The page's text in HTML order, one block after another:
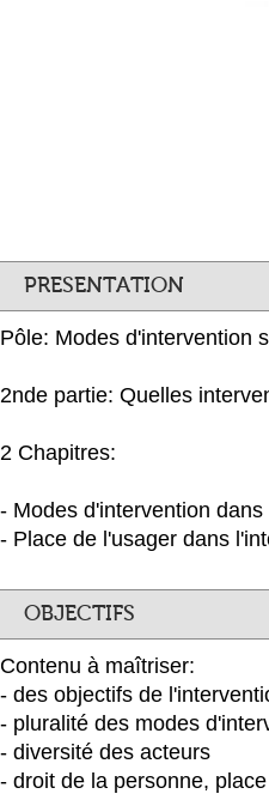
PRESENTATION
Pôle: Modes d'intervention
2nde partie: Quelles
2 Chapitres:
- Modes d'intervention dans
- Place de l'usager dans
OBJECTIFS
Contenu à maîtriser:
- des objectifs de
- pluralité des modes
- diversité des acteurs
- droit de la personne,